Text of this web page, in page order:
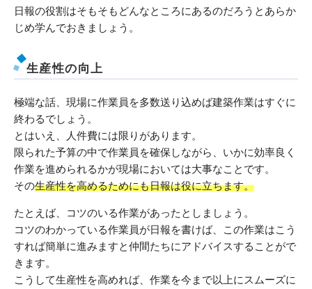
日報の役割はそもそもどんなところにあるのだろうとあらか
じめ学んでおきましょう。
生産性の向上
極端な話、現場に作業員を多数送り込めば建築作業はすぐに
終わるでしょう。
とはいえ、人件費には限りがあります。
限られた予算の中で作業員を確保しながら、いかに効率良く
作業を進められるかが現場においては大事なことです。
その生産性を高めるためにも日報は役に立ちます。
たとえば、コツのいる作業があったとしましょう。
コツのわかっている作業員が日報を書けば、この作業はこう
すれば簡単に進みますと仲間たちにアドバイスすることがで
きます。
こうして生産性を高めれば、作業を今まで以上にスムーズに